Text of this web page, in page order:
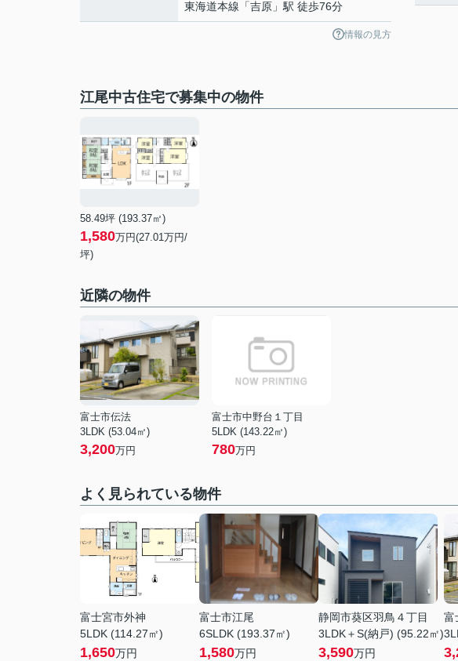
東海道本線 「吉原 」駅 徒歩76分
情報の見方
江尾中古住宅で募集中の物件
58.49坪 (193.37㎡)
1,580万円(27.01万円/
坪)
近隣の物件
富士市伝法
3LDK (53.04㎡)
3,200万円
富士市中野台１丁目
5LDK (143.22㎡)
780万円
よく見られている物件
富士宮市外神
5LDK (114.27㎡)
1,650万円
富士市江尾
6SLDK (193.37㎡)
1,580万円
静岡市葵区羽鳥４丁目
3LDK＋S(納戸) (95.22㎡)
3,590万円
富